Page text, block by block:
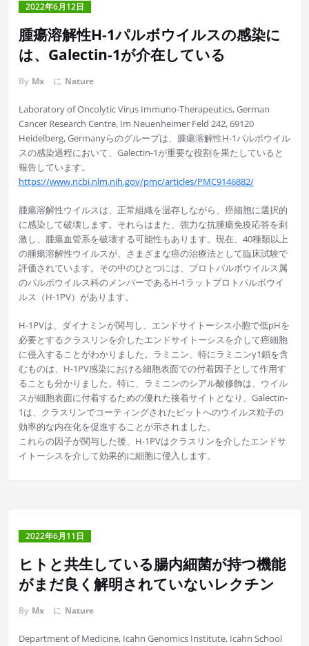
2022年6月12日
腫瘍溶解性H-1パルボウイルスの感染に
は、Galectin-1が介在している
By Mx に Nature
Laboratory of Oncolytic Virus Immuno-Therapeutics, German
Cancer Research Centre, Im Neuenheimer Feld 242, 69120
Heidelberg, Germanyらのグループは、腫瘍溶解性H-1パルボウイル
スの感染過程において、Galectin-1が重要な役割を果たしていると
報告しています。
https://www.ncbi.nlm.nih.gov/pmc/articles/PMC9146882/
腫瘍溶解性ウイルスは、正常組織を温存しながら、癌細胞に選択的
に感染して破壊します。それらはまた、強力な抗腫瘍免疫応答を刺
激し、腫瘍血管系を破壊する可能性もあります。現在、40種類以上
の腫瘍溶解性ウイルスが、さまざまな癌の治療法として臨床試験で
評価されています。その中のひとつには、プロトパルボウイルス属
のパルボウイルス科のメンバーであるH-1ラットプロトパルボウイ
ルス（H-1PV）があります。
H-1PVは、ダイナミンが関与し、エンドサイトーシス小胞で低pHを
必要とするクラスリンを介したエンドサイトーシスを介して癌細胞
に侵入することがわかりました。ラミニン、特にラミニンγ1鎖を含
むものは、H-1PV感染における細胞表面での付着因子として作用す
ることも分かりました。特に、ラミニンのシアル酸修飾は、ウイル
スが細胞表面に付着するための優れた接着サイトとなり、Galectin-
1は、クラスリンでコーティングされたピットへのウイルス粒子の
効率的な内在化を促進することが示されました。
これらの因子が関与した後、H-1PVはクラスリンを介したエンドサ
イトーシスを介して効果的に細胞に侵入します。
2022年6月11日
ヒトと共生している腸内細菌が持つ機能
がまだ良く解明されていないレクチン
By Mx に Nature
Department of Medicine, Icahn Genomics Institute, Icahn School